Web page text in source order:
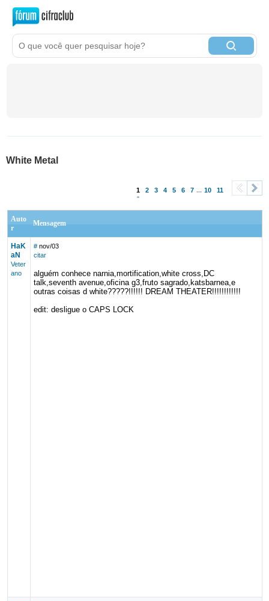
White Metal
1 2 3 4 5 6 7 ... 10 11
>
Auto
r
Mensagem
HaK
aN
Veter
ano
# nov/03
citar
alguém conhece narnia,mortification,white cross,DC
talk,seventh avenue,oficina g3,fruto sagrado,katsbarnea,e
outras coisas d white?????!!!!!! DREAM THEATER!!!!!!!!!!!!
edit: desligue o CAPS LOCK